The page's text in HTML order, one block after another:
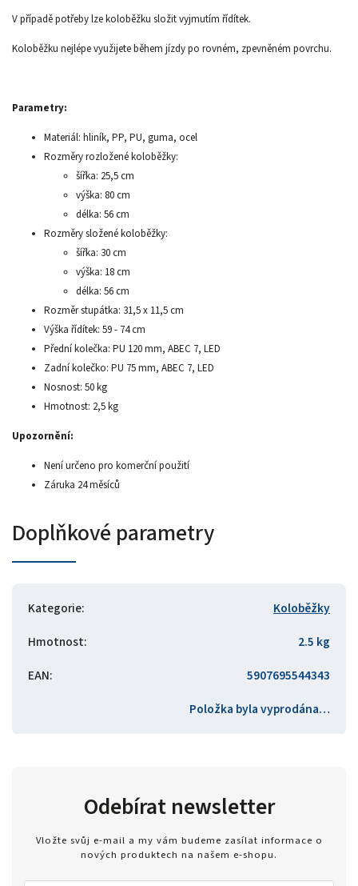
V případě potřeby lze koloběžku složit vyjmutím řídítek.
Koloběžku nejlépe využijete během jízdy po rovném, zpevněném povrchu.
Parametry:
Materiál: hliník, PP, PU, guma, ocel
Rozměry rozložené koloběžky:
šířka: 25,5 cm
výška: 80 cm
délka: 56 cm
Rozměry složené koloběžky:
šířka: 30 cm
výška: 18 cm
délka: 56 cm
Rozměr stupátka: 31,5 x 11,5 cm
Výška řídítek: 59 - 74 cm
Přední kolečka: PU 120 mm, ABEC 7, LED
Zadní kolečko: PU 75 mm, ABEC 7, LED
Nosnost: 50 kg
Hmotnost: 2,5 kg
Upozornění:
Není určeno pro komerční použití
Záruka 24 měsíců
Doplňkové parametry
Kategorie:
Koloběžky
Hmotnost:
2.5 kg
EAN:
5907695544343
Položka byla vyprodána…
Odebírat newsletter
Vložte svůj e-mail a my vám budeme zasílat informace o
nových produktech na našem e-shopu.